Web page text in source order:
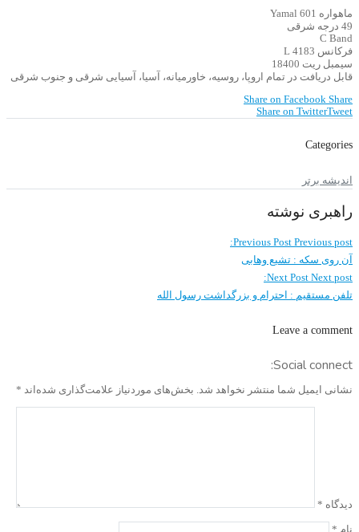
ماهواره Yamal 601
49 درجه شرقی
C Band
فرکانس 4183 L
سیمبل ریت 18400
قابل دریافت در تمام اروپا، روسیه، خاورمیانه، آسیا، آسیایی شرقی و جنوب شرقی
Share on Facebook Share
Share on TwitterTweet
Categories
اندیشه برتر
راهبری نوشته
Previous Post Previous post:
آن روی سکه : تشیع وهابی
Next Post Next post:
تلفن مستقیم : احترام و بزرگداشت رسول الله
Leave a comment
Social connect:
نشانی ایمیل شما منتشر نخواهد شد. بخش‌های موردنیاز علامت‌گذاری شده‌اند *
دیدگاه *
نام *